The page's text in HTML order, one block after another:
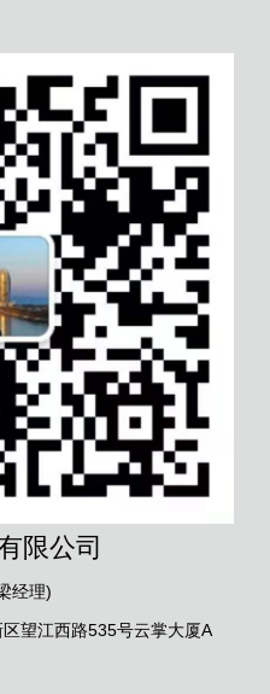
限公司
经理)
江西路535号云掌大厦A